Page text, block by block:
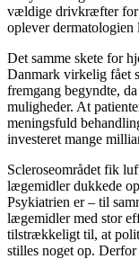
vældige drivkræfter for
oplever dermatologien
Det samme skete for
Danmark virkelig fået
fremgang begyndte,
muligheder. At
meningsfuld
investeret mange
Scleroseområdet fik
lægemidler dukkede
Psykiatrien er – til
lægemidler med stor
tilstrækkeligt til, at
stilles noget op.